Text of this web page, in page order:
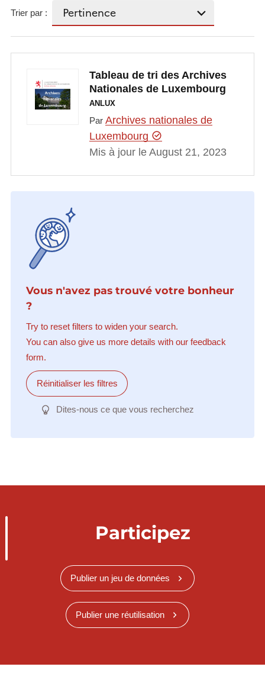
Trier par :
Tableau de tri des Archives
Nationales de Luxembourg
ANLUX
Par Archives nationales de
Luxembourg
Mis à jour le August 21, 2023
Vous n'avez pas trouvé votre bonheur
?
Try to reset filters to widen your search.
You can also give us more details with our feedback
form.
Réinitialiser les filtres
Dites-nous ce que vous recherchez
Participez
Publier un jeu de données
Publier une réutilisation